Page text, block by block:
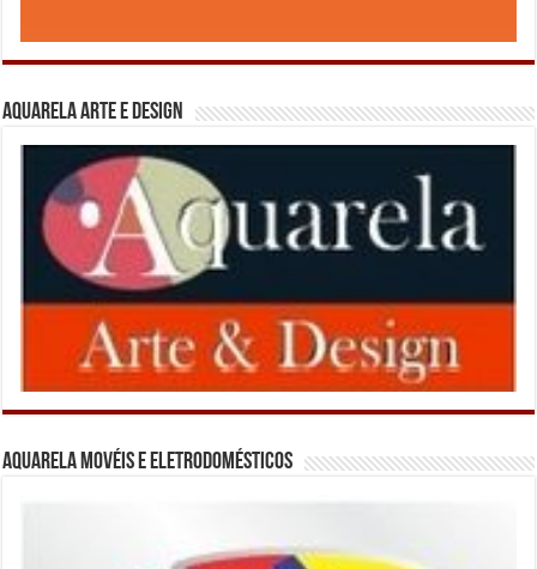
Aquarela Arte e Design
Aquarela Movéis e Eletrodomésticos